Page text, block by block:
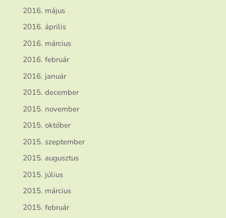
2016. május
2016. április
2016. március
2016. február
2016. január
2015. december
2015. november
2015. október
2015. szeptember
2015. augusztus
2015. július
2015. március
2015. február